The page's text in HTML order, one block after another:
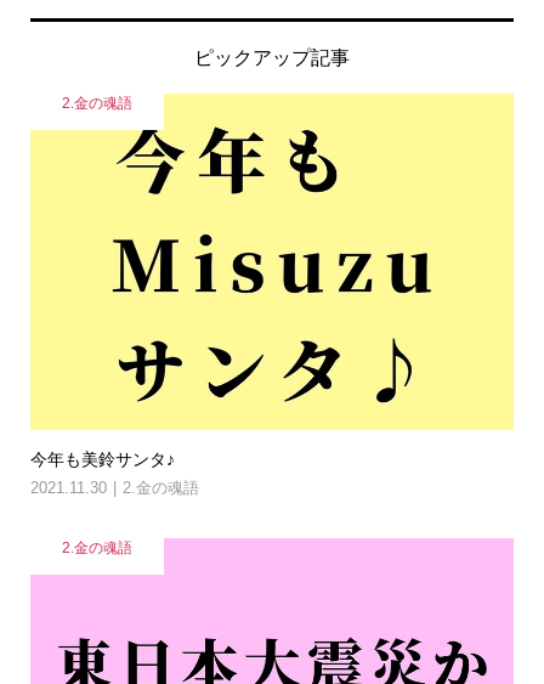
ピックアップ記事
2.金の魂語
今年も美鈴サンタ♪
2021.11.30 2.金の魂語
2.金の魂語